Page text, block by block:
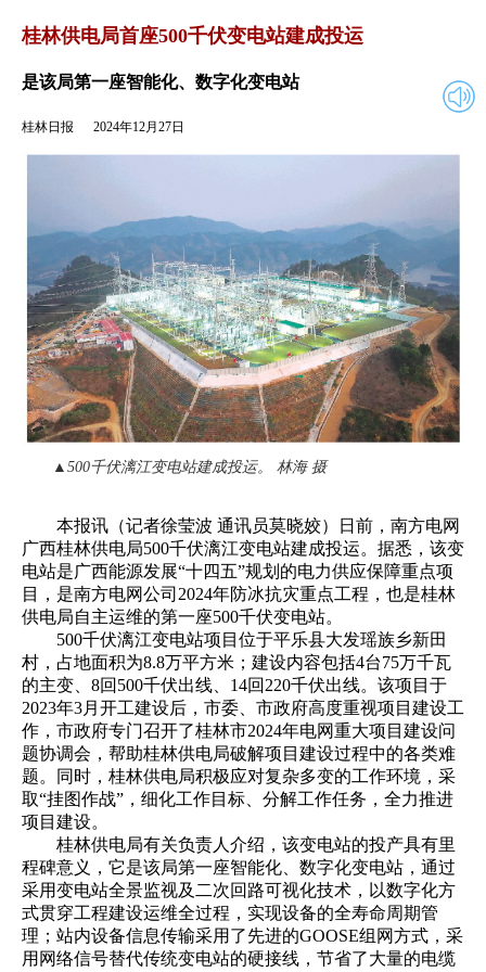
返回 2024年12月27日
桂林供电局首座500千伏变电站建成投运
是该局第一座智能化、数字化变电站
桂林日报 2024年12月27日
▲500千伏漓江变电站建成投运。 林海 摄
本报讯（记者徐莹波 通讯员莫晓姣）日前，南方电网
广西桂林供电局500千伏漓江变电站建成投运。据悉，该变
电站是广西能源发展“十四五”规划的电力供应保障重点项
目，是南方电网公司2024年防冰抗灾重点工程，也是桂林
供电局自主运维的第一座500千伏变电站。
500千伏漓江变电站项目位于平乐县大发瑶族乡新田
村，占地面积为8.8万平方米；建设内容包括4台75万千瓦
的主变、8回500千伏出线、14回220千伏出线。该项目于
2023年3月开工建设后，市委、市政府高度重视项目建设工
作，市政府专门召开了桂林市2024年电网重大项目建设问
题协调会，帮助桂林供电局破解项目建设过程中的各类难
题。同时，桂林供电局积极应对复杂多变的工作环境，采
取“挂图作战”，细化工作目标、分解工作任务，全力推进
项目建设。
桂林供电局有关负责人介绍，该变电站的投产具有里
程碑意义，它是该局第一座智能化、数字化变电站，通过
采用变电站全景监视及二次回路可视化技术，以数字化方
式贯穿工程建设运维全过程，实现设备的全寿命周期管
理；站内设备信息传输采用了先进的GOOSE组网方式，采
用网络信号替代传统变电站的硬接线，节省了大量的电缆